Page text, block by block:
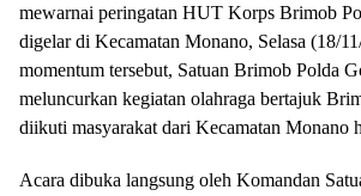
mewarnai peringatan HUT Korps Brimob
digelar di Kecamatan Monano, Selasa (18/
momentum tersebut, Satuan Brimob Polda
meluncurkan kegiatan olahraga bertajuk
diikuti masyarakat dari Kecamatan Monano
Acara dibuka langsung oleh Komandan